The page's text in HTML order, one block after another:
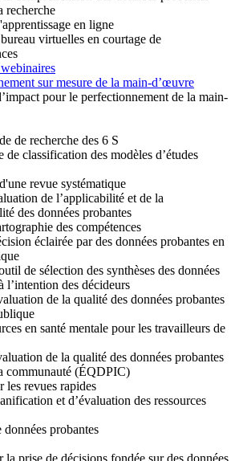
recherche
en ligne
virtuelles en courtage de
sur mesure de la main-d’œuvre
pour le perfectionnement de la main-
de recherche des 6 S
de classification des modèles d’études
revue systématique
de l’applicabilité et de la
des données probantes
des compétences
éclairée par des données probantes en
de sélection des synthèses des données
l’intention des décideurs
de la qualité des données probantes
en santé mentale pour les travailleurs de
de la qualité des données probantes
communauté (ÉQDPIC)
les revues rapides
et d’évaluation des ressources
probantes
la prise de décisions fondée sur des données